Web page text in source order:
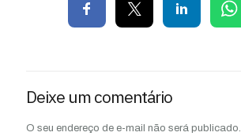
Deixe um comentário
O seu endereço de e-mail não será publicado.